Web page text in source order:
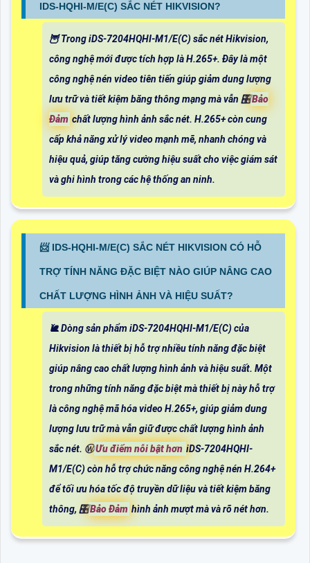
IDS-HQHI-M/E(C) SẮC NÉT HIKVISION?
🦉 Trong iDS-7204HQHI-M1/E(C) sắc nét Hikvision,
công nghệ mới được tích hợp là H.265+. Đây là một
công nghệ nén video tiên tiến giúp giảm dung lượng
lưu trữ và tiết kiệm băng thông mạng mà vẫn 🎛Bảo
Đảm chất lượng hình ảnh sắc nét. H.265+ còn cung
cấp khả năng xử lý video mạnh mẽ, nhanh chóng và
hiệu quả, giúp tăng cường hiệu suất cho việc giám sát
và ghi hình trong các hệ thống an ninh.
📨 IDS-HQHI-M/E(C) SẮC NÉT HIKVISION CÓ HỖ
TRỢ TÍNH NĂNG ĐẶC BIỆT NÀO GIÚP NÂNG CAO
CHẤT LƯỢNG HÌNH ẢNH VÀ HIỆU SUẤT?
🐌 Dòng sản phẩm iDS-7204HQHI-M1/E(C) của
Hikvision là thiết bị hỗ trợ nhiều tính năng đặc biệt
giúp nâng cao chất lượng hình ảnh và hiệu suất. Một
trong những tính năng đặc biệt mà thiết bị này hỗ trợ
là công nghệ mã hóa video H.265+, giúp giảm dung
lượng lưu trữ mà vẫn giữ được chất lượng hình ảnh
sắc nét. ⓌƯu điểm nỗi bật hơn iDS-7204HQHI-
M1/E(C) còn hỗ trợ chức năng công nghệ nén H.264+
để tối ưu hóa tốc độ truyền dữ liệu và tiết kiệm băng
thông, 🎛Bảo Đảm hình ảnh mượt mà và rõ nét hơn.